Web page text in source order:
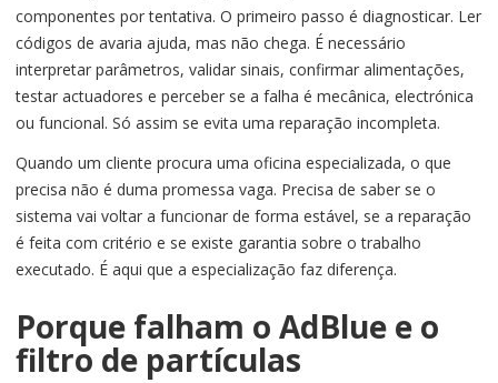
componentes por tentativa. O primeiro passo é diagnosticar. Ler
códigos de avaria ajuda, mas não chega. É necessário
interpretar parâmetros, validar sinais, confirmar alimentações,
testar actuadores e perceber se a falha é mecânica, electrónica
ou funcional. Só assim se evita uma reparação incompleta.
Quando um cliente procura uma oficina especializada, o que
precisa não é duma promessa vaga. Precisa de saber se o
sistema vai voltar a funcionar de forma estável, se a reparação
é feita com critério e se existe garantia sobre o trabalho
executado. É aqui que a especialização faz diferença.
Porque falham o AdBlue e o
filtro de partículas